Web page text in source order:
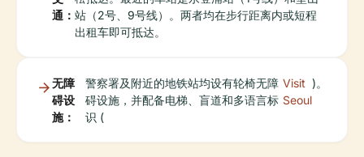
通： 站（2号、9号线）。两者均在步行距离内或短程
出租车即可抵达。
无障
碍设
施：
警察署及附近的地铁站均设有轮椅无障
碍设施，并配备电梯、盲道和多语言标
识 (
Visit
Seoul
)。